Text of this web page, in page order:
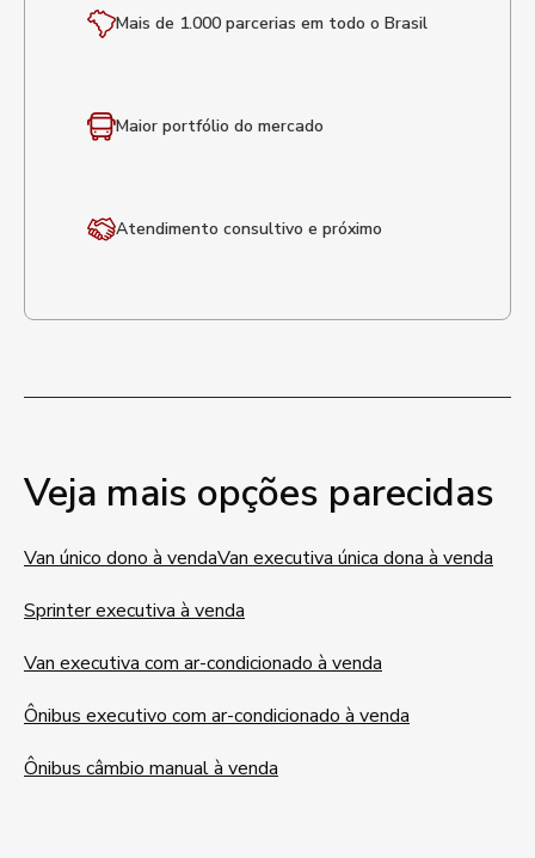
Mais de 1.000 parcerias em todo o Brasil
Maior portfólio do mercado
Atendimento consultivo e próximo
Veja mais opções parecidas
Van único dono à vendaVan executiva única dona à venda
Sprinter executiva à venda
Van executiva com ar-condicionado à venda
Ônibus executivo com ar-condicionado à venda
Ônibus câmbio manual à venda